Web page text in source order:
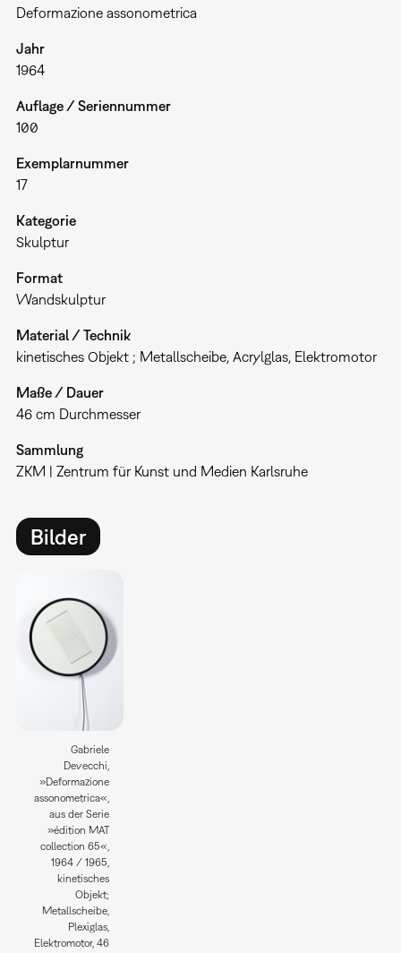
Deformazione assonometrica
Jahr
1964
Auflage / Seriennummer
100
Exemplarnummer
17
Kategorie
Skulptur
Format
Wandskulptur
Material / Technik
kinetisches Objekt ; Metallscheibe, Acrylglas, Elektromotor
Maße / Dauer
46 cm Durchmesser
Sammlung
ZKM | Zentrum für Kunst und Medien Karlsruhe
Bilder
Gabriele
Devecchi,
»Deformazione
assonometrica«,
aus der Serie
»édition MAT
collection 65«,
1964 / 1965,
kinetisches
Objekt;
Metallscheibe,
Plexiglas,
Elektromotor, 46